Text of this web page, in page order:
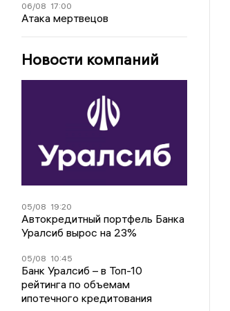
06/08 17:00
Атака мертвецов
Новости компаний
05/08 19:20
Автокредитный портфель Банка
Уралсиб вырос на 23%
05/08 10:45
Банк Уралсиб – в Топ-10
рейтинга по объемам
ипотечного кредитования